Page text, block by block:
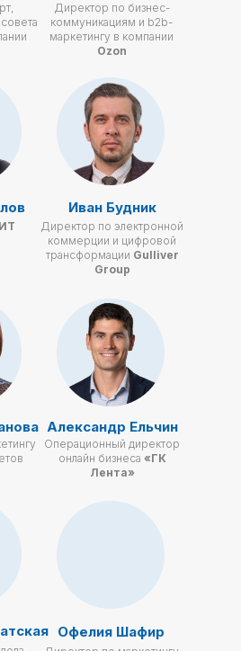
Директор по бизнес-
коммуникациям и b2b-
маркетингу в компании
Ozon
Иван Будник
Директор по электронной
коммерции и цифровой
трансформации Gulliver
Group
Офелия Шафир
Александр Ельчин
Операционный директор
онлайн бизнеса «ГК
Лента»